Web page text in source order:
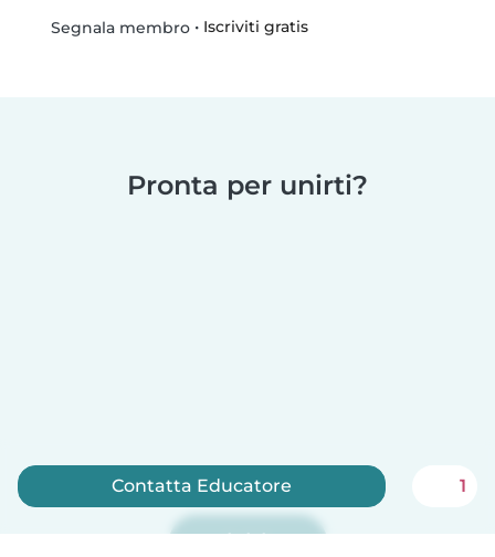
Segnala membro• Iscriviti gratis
Pronta per unirti?
Iscriviti ora
Contatta Educatore 1